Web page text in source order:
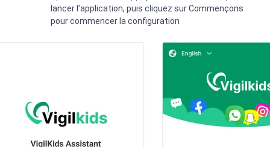
lancer l'application, puis cliquez sur Commençons
pour commencer la configuration